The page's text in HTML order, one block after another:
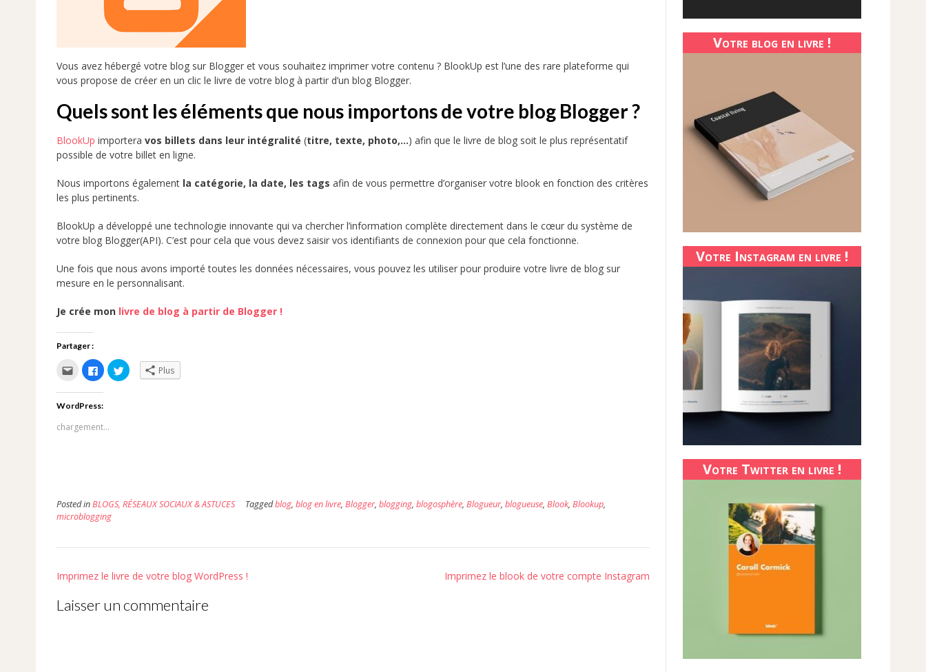
Vous avez hébergé votre blog sur Blogger et vous souhaitez imprimer votre contenu ? BlookUp est l’une des rare plateforme qui
vous propose de créer en un clic le livre de votre blog à partir d’un blog Blogger.
Quels sont les éléments que nous importons de votre blog Blogger ?
BlookUp importera vos billets dans leur intégralité (titre, texte, photo,…) afin que le livre de blog soit le plus représentatif
possible de votre billet en ligne.
Nous importons également la catégorie, la date, les tags afin de vous permettre d’organiser votre blook en fonction des critères
les plus pertinents.
BlookUp a développé une technologie innovante qui va chercher l’information complète directement dans le cœur du système de
votre blog Blogger(API). C’est pour cela que vous devez saisir vos identifiants de connexion pour que cela fonctionne.
Une fois que nous avons importé toutes les données nécessaires, vous pouvez les utiliser pour produire votre livre de blog sur
mesure en le personnalisant.
Je crée mon livre de blog à partir de Blogger !
Partager :
Cliquez
pour
envoyer
par
e-
mail
un
ami(ouvre
Cliquez
pour
partager
sur
dans
nouvelle
fenêtre)
Cliquez
pour Plus
WordPress:
chargement…
Posted inBLOGS, RÉSEAUX SOCIAUX & ASTUCES Taggedblog, blog en livre, Blogger, blogging, blogosphère, Blogueur, blogueuse, Blook, Blookup,
microblogging
Post
Imprimez le livre de votre blog WordPress ! Imprimez le blook de votre compte Instagram
Laisser un commentaire
Votre blog en livre !
Votre Instagram en livre !
Votre Twitter en livre !